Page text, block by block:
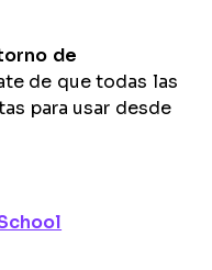
de
de que todas las
para usar desde